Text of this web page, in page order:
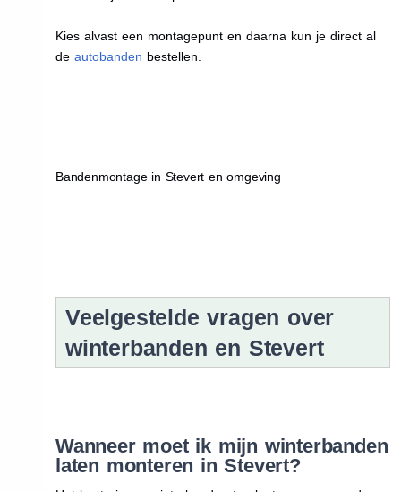
Kies alvast een montagepunt en daarna kun je direct al
de autobanden bestellen.
Bandenmontage in Stevert en omgeving
Veelgestelde vragen over
winterbanden en Stevert
Wanneer moet ik mijn winterbanden
laten monteren in Stevert?